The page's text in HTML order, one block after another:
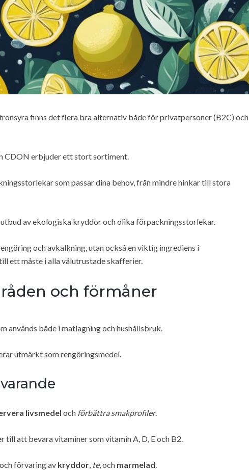
finns det flera bra alternativ både för privatpersoner (B2C) och
CDON erbjuder ett stort sortiment.
som passar dina behov, från mindre hinkar till stora
av ekologiska kryddor och olika förpackningsstorlekar.
och avkalkning, utan också en viktig ingrediens i
ett måste i alla välutrustade skafferier.
och förmåner
används både i matlagning och hushållsbruk.
utmärkt som rengöringsmedel.
livsmedel och förbättra smakprofiler.
till att bevara vitaminer som vitamin A, D, E och B2.
förvaring av kryddor te, och marmelad